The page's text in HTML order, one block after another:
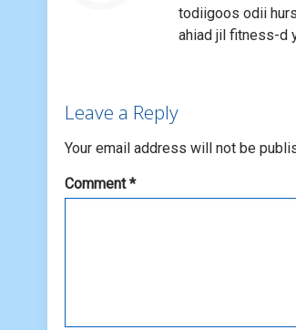
todiigoos odii
ahiad jil fitness-d
Leave a Reply
Your email address will not be
Comment*